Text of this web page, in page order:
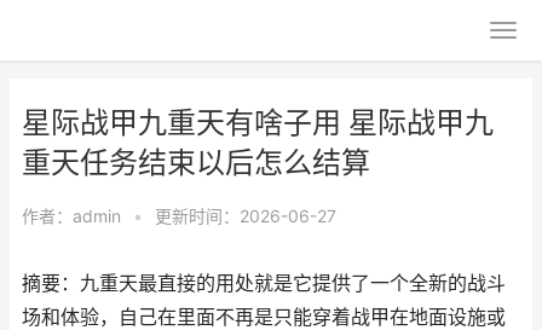
星际战甲九重天有啥子用 星际战甲九
重天任务结束以后怎么结算
作者： admin • 更新时间：2026-06-27
摘要：九重天最直接的用处就是它提供了一个全新的战斗
场和体验，自己在里面不再是只能穿着战甲在地面设施或